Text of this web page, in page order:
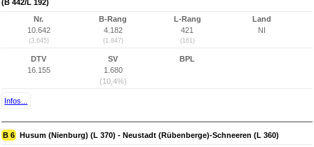
(B 442/L 192)
Nr.
10.642
(3.645)
B-Rang
4.182
(1.847)
L-Rang
421
(161)
Land
NI
DTV
16.155
SV
1.680
(10,4%)
BPL
Infos...
B 6 Husum (Nienburg) (L 370) - Neustadt (Rübenberge)-Schneeren (L 360)